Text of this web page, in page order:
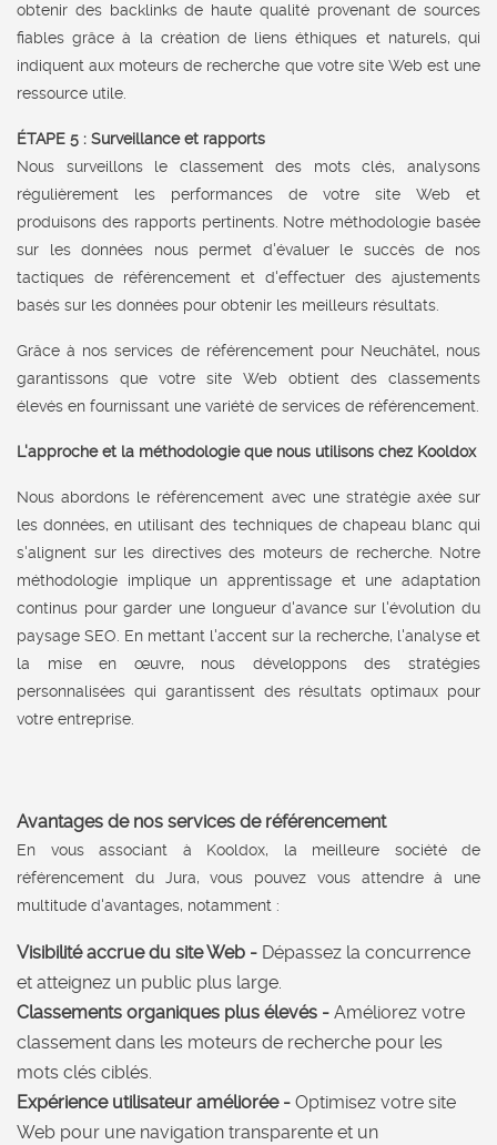
obtenir des backlinks de haute qualité provenant de sources
fiables grâce à la création de liens éthiques et naturels, qui
indiquent aux moteurs de recherche que votre site Web est une
ressource utile.
ÉTAPE 5 : Surveillance et rapports
Nous surveillons le classement des mots clés, analysons
régulièrement les performances de votre site Web et
produisons des rapports pertinents. Notre méthodologie basée
sur les données nous permet d'évaluer le succès de nos
tactiques de référencement et d'effectuer des ajustements
basés sur les données pour obtenir les meilleurs résultats.
Grâce à nos services de référencement pour Neuchâtel, nous
garantissons que votre site Web obtient des classements
élevés en fournissant une variété de services de référencement.
L'approche et la méthodologie que nous utilisons chez Kooldox
Nous abordons le référencement avec une stratégie axée sur
les données, en utilisant des techniques de chapeau blanc qui
s'alignent sur les directives des moteurs de recherche. Notre
méthodologie implique un apprentissage et une adaptation
continus pour garder une longueur d'avance sur l'évolution du
paysage SEO. En mettant l'accent sur la recherche, l'analyse et
la mise en œuvre, nous développons des stratégies
personnalisées qui garantissent des résultats optimaux pour
votre entreprise.
Avantages de nos services de référencement
En vous associant à Kooldox, la meilleure société de
référencement du Jura, vous pouvez vous attendre à une
multitude d'avantages, notamment :
Visibilité accrue du site Web - Dépassez la concurrence
et atteignez un public plus large.
Classements organiques plus élevés - Améliorez votre
classement dans les moteurs de recherche pour les
mots clés ciblés.
Expérience utilisateur améliorée - Optimisez votre site
Web pour une navigation transparente et un